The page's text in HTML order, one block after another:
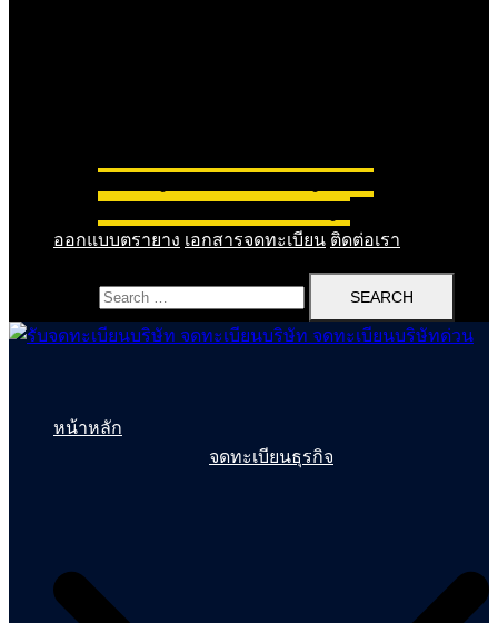
ออกแบบตรายาง เอกสารจดทะเบียน ติดต่อเรา
หน้าหลัก
จดทะเบียนธุรกิจ